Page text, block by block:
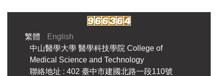
繁體
English
中山醫學大學 醫學科技學院 College of
Medical Science and Technology
聯絡地址 : 402 臺中市建國北路一段110號